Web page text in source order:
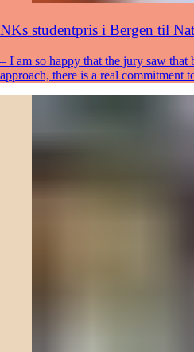
NKs studentpris i Bergen til
– I am so happy that the jury saw that
approach, there is a real commitment